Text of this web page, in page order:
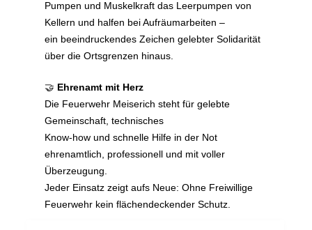
Pumpen und Muskelkraft das Leerpumpen von
Kellern und halfen bei Aufräumarbeiten –
ein beeindruckendes Zeichen gelebter Solidarität
über die Ortsgrenzen hinaus.
🤝 Ehrenamt mit Herz
Die Feuerwehr Meiserich steht für gelebte
Gemeinschaft, technisches
Know-how und schnelle Hilfe in der Not
ehrenamtlich, professionell und mit voller
Überzeugung.
Jeder Einsatz zeigt aufs Neue: Ohne Freiwillige
Feuerwehr kein flächendeckender Schutz.